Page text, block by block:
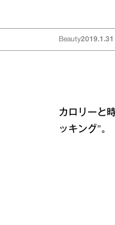
Beauty2019.1.31
カロリーと
ッキング”。